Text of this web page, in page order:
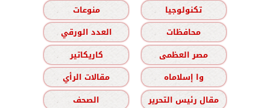
تكنولوجيا
منوعات
محافظات
العدد الورقي
مصر العظمى
كاريكاتير
وا إسلاماه
مقالات الرأي
مقال رئيس التحرير
الصحف